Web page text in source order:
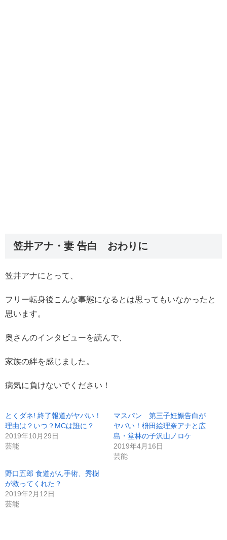
笠井アナ・妻 告白 おわりに
笠井アナにとって、
フリー転身後こんな事態になるとは思ってもいなかったと
思います。
奥さんのインタビューを読んで、
家族の絆を感じました。
病気に負けないでください！
とくダネ! 終了報道がヤバい！
理由は？いつ？MCは誰に？
2019年10月29日
芸能
マスパン 第三子妊娠告白が
ヤバい！枡田絵理奈アナと広
島・堂林の子沢山ノロケ
2019年4月16日
芸能
野口五郎 食道がん手術、秀樹
が救ってくれた？
2019年2月12日
芸能